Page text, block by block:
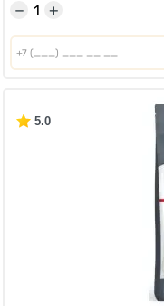
+
−
5.0